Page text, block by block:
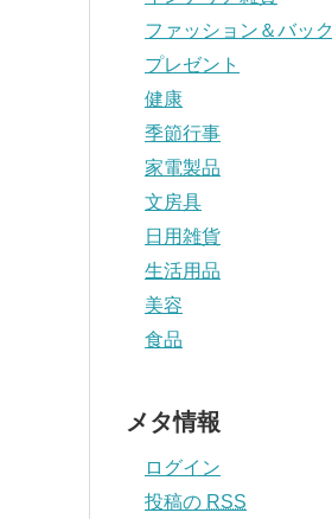
ファッション＆バック
プレゼント
健康
季節行事
家電製品
文房具
日用雑貨
生活用品
美容
食品
メタ情報
ログイン
投稿の RSS